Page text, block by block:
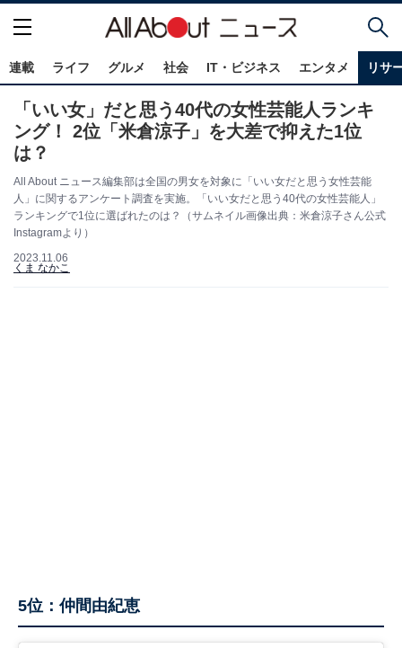
連載 ライフ グルメ 社会 IT・ビジネス エンタメ リサ
「いい女」だと思う40代の女性芸能人ランキ
ング！ 2位「米倉涼子」を大差で抑えた1位
は？
All About ニュース編集部は全国の男女を対象に「いい女だと思う女性芸能
人」に関するアンケート調査を実施。「いい女だと思う40代の女性芸能人」
ランキングで1位に選ばれたのは？（サムネイル画像出典：米倉涼子さん公式
Instagramより）
2023.11.06
くま なかこ
5位：仲間由紀恵